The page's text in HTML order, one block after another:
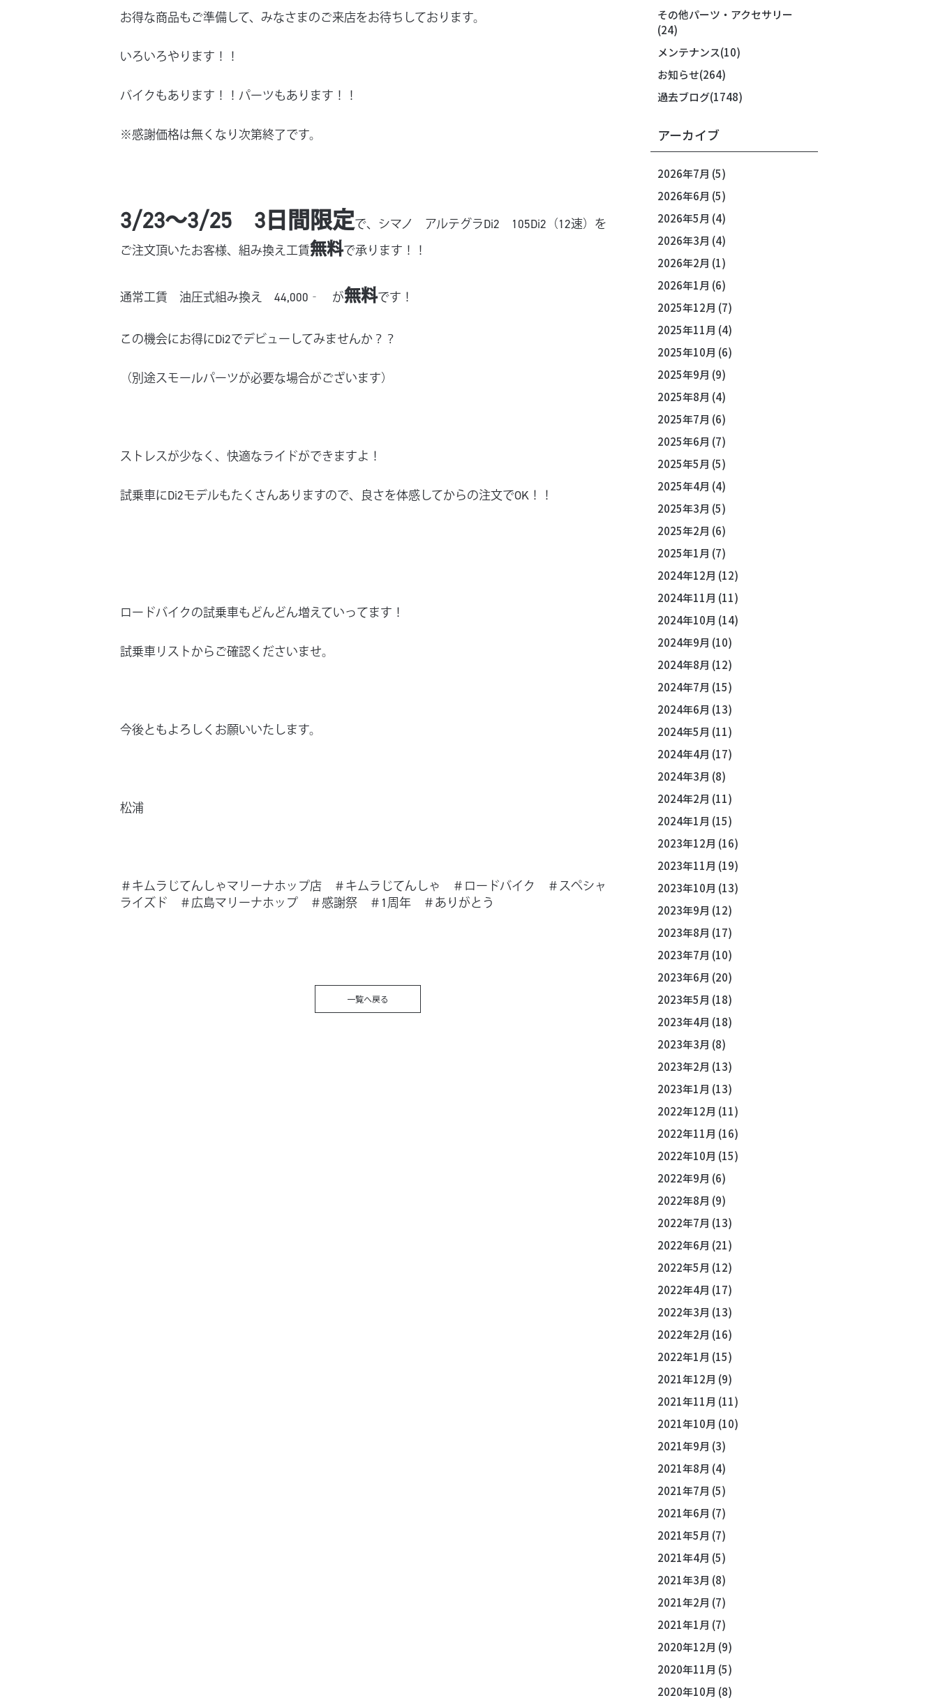
お得な商品もご準備して、みなさまのご来店をお待ちしております。
いろいろやります！！
バイクもあります！！パーツもあります！！
※感謝価格は無くなり次第終了です。
3/23～3/25 3日間限定で、シマノ アルテグラDi2 105Di2（12速）を
ご注文頂いたお客様、組み換え工賃無料で承ります！！
通常工賃 油圧式組み換え 44,000‐ が無料です！
この機会にお得にDi2でデビューしてみませんか？？
（別途スモールパーツが必要な場合がございます）
ストレスが少なく、快適なライドができますよ！
試乗車にDi2モデルもたくさんありますので、良さを体感してからの注文でOK！！
ロードバイクの試乗車もどんどん増えていってます！
試乗車リストからご確認くださいませ。
今後ともよろしくお願いいたします。
松浦
＃キムラじてんしゃマリーナホップ店 ＃キムラじてんしゃ ＃ロードバイク ＃スペシャ
ライズド ＃広島マリーナホップ ＃感謝祭 ＃1周年 ＃ありがとう
一覧へ戻る
その他パーツ・アクセサリー
(24)
メンテナンス(10)
お知らせ(264)
過去ブログ(1748)
アーカイブ
2026年7月 (5)
2026年6月 (5)
2026年5月 (4)
2026年3月 (4)
2026年2月 (1)
2026年1月 (6)
2025年12月 (7)
2025年11月 (4)
2025年10月 (6)
2025年9月 (9)
2025年8月 (4)
2025年7月 (6)
2025年6月 (7)
2025年5月 (5)
2025年4月 (4)
2025年3月 (5)
2025年2月 (6)
2025年1月 (7)
2024年12月 (12)
2024年11月 (11)
2024年10月 (14)
2024年9月 (10)
2024年8月 (12)
2024年7月 (15)
2024年6月 (13)
2024年5月 (11)
2024年4月 (17)
2024年3月 (8)
2024年2月 (11)
2024年1月 (15)
2023年12月 (16)
2023年11月 (19)
2023年10月 (13)
2023年9月 (12)
2023年8月 (17)
2023年7月 (10)
2023年6月 (20)
2023年5月 (18)
2023年4月 (18)
2023年3月 (8)
2023年2月 (13)
2023年1月 (13)
2022年12月 (11)
2022年11月 (16)
2022年10月 (15)
2022年9月 (6)
2022年8月 (9)
2022年7月 (13)
2022年6月 (21)
2022年5月 (12)
2022年4月 (17)
2022年3月 (13)
2022年2月 (16)
2022年1月 (15)
2021年12月 (9)
2021年11月 (11)
2021年10月 (10)
2021年9月 (3)
2021年8月 (4)
2021年7月 (5)
2021年6月 (7)
2021年5月 (7)
2021年4月 (5)
2021年3月 (8)
2021年2月 (7)
2021年1月 (7)
2020年12月 (9)
2020年11月 (5)
2020年10月 (8)